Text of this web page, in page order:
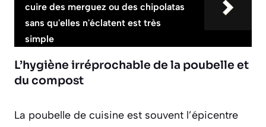
cuire des merguez ou des chipolatas
sans qu'elles n'éclatent est très
simple
L’hygiène irréprochable de la poubelle et
du compost
La poubelle de cuisine est souvent l’épicentre